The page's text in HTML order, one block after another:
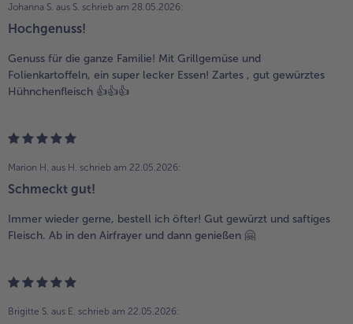
Johanna S. aus S. schrieb am 28.05.2026:
Hochgenuss!
Genuss für die ganze Familie! Mit Grillgemüse und
Folienkartoffeln, ein super lecker Essen! Zartes , gut gewürztes
Hühnchenfleisch 👍👍👍
Marion H. aus H. schrieb am 22.05.2026:
Schmeckt gut!
Immer wieder gerne, bestell ich öfter! Gut gewürzt und saftiges
Fleisch. Ab in den Airfrayer und dann genießen 🤗
Brigitte S. aus E. schrieb am 22.05.2026: